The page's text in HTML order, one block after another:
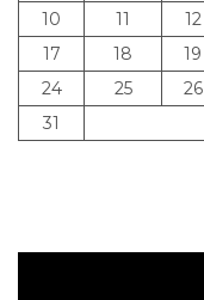
10
11 12
17
18 19
24
25 26
31